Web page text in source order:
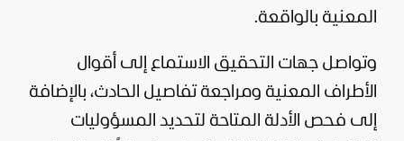
المعنية بالواقعة.
وتواصل جهات التحقيق الاستماع إلى أقوال
الأطراف المعنية ومراجعة تفاصيل الحادث، بالإضافة
إلى فحص الأدلة المتاحة لتحديد المسؤوليات